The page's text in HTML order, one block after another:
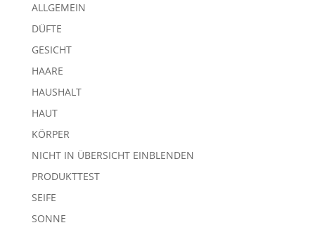
ALLGEMEIN
DÜFTE
GESICHT
HAARE
HAUSHALT
HAUT
KÖRPER
NICHT IN ÜBERSICHT EINBLENDEN
PRODUKTTEST
SEIFE
SONNE